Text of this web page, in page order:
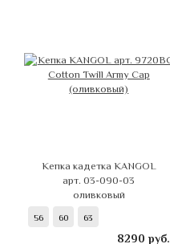
Кепка кадетка KANGOL
арт. 03-090-03
оливковый
56 60 63
8290 руб.